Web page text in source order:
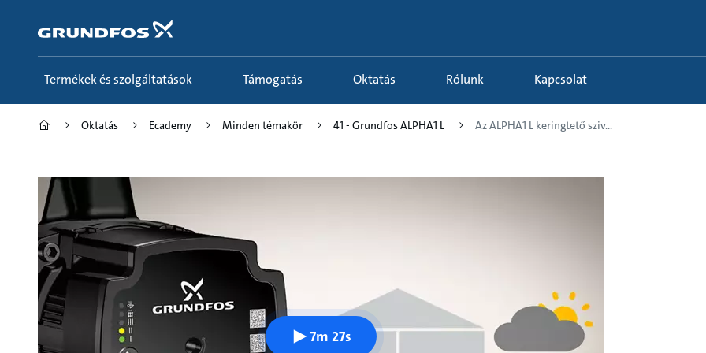
átugrása
Termékek és szolgáltatások Támogatás Oktatás Rólunk Kapcsolat
Oktatás Ecademy Minden témakör 41 - Grundfos ALPHA1 L Az ALPHA1 L keringtető sziv...
7m 27s